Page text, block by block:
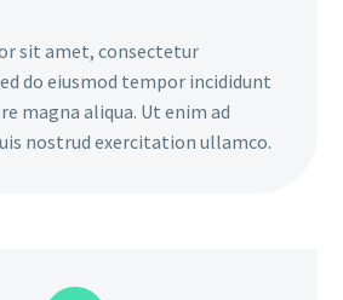
sit amet, consectetur
do eiusmod tempor incididunt
magna aliqua. Ut enim ad
nostrud exercitation ullamco.